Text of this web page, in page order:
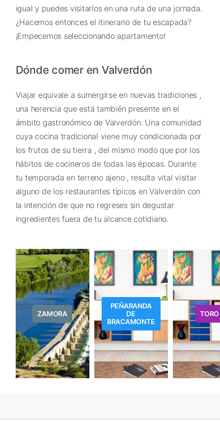
igual y puedes visitarlos en una ruta de una jornada.
¿Hacemos entonces el itinerario de tu escapada?
¡Empecemos seleccionando apartamento!
Dónde comer en Valverdón
Viajar equivale a sumergirse en nuevas tradiciones ,
una herencia que está también presente en el
ámbito gastronómico de Valverdón. Una comunidad
cuya cocina tradicional viene muy condicionada por
los frutos de su tierra , del mismo modo que por los
hábitos de cocineros de todas las épocas. Durante
tu temporada en terreno ajeno , resulta vital visitar
alguno de los restaurantes típicos en Valverdón con
la intención de que no regreses sin degustar
ingredientes fuera de tu alcance cotidiano.
ZAMORA
PEÑARANDA
DE
BRACAMONTE
TORO